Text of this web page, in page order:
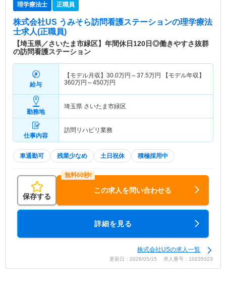
理学療法士 正職員
株式会社US うみそら訪問看護ステーションの理学療法
士求人(正職員)
【埼玉県／さいたま市緑区】年間休日120日◎働きやすさ抜群
の訪問看護ステーション
給与
【モデル月収】 30.0万円～37.5万円
【モデル年収】
360万円～450万円
勤務地
埼玉県 さいたま市緑区
仕事内容
訪問リハビリ業務
車通勤可 残業少なめ 土日祝休 積極採用中
保存する
この求人を問い合わせる
詳細を見る
株式会社USの求人一覧
更新日：2026/05/15 求人番号：10235323